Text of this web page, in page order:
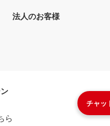
チャッ
法人のお客様
ら